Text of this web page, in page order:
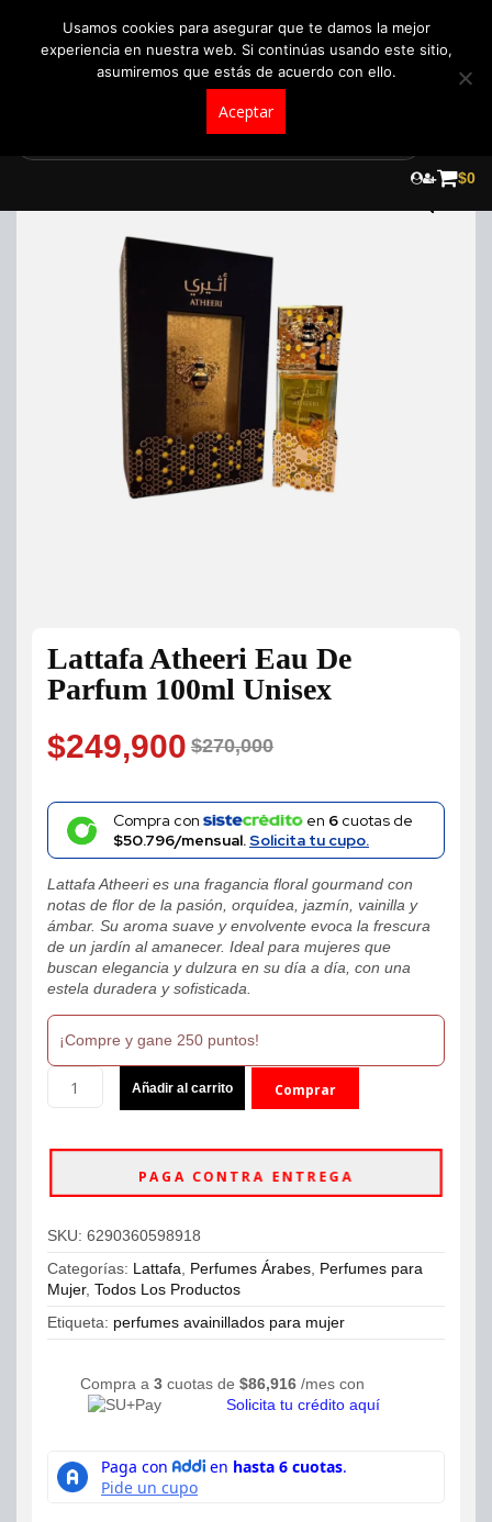
$0
Lattafa Atheeri Eau De
Parfum 100ml Unisex
$270,000
Original
price
was:
$270,000.
$249,900
Current
price
is:
$249,900.
Compra con en 6cuotas de
$50.796/mensual.Solicita tu cupo.
Lattafa Atheeri es una fragancia floral gourmand con
notas de flor de la pasión, orquídea, jazmín, vainilla y
ámbar. Su aroma suave y envolvente evoca la frescura
de un jardín al amanecer. Ideal para mujeres que
buscan elegancia y dulzura en su día a día, con una
estela duradera y sofisticada.
¡Compre y gane 250 puntos!
Atheeri
Unisex
Añadir al carrito Comprar
PAGA CONTRA ENTREGA
SKU: 6290360598918
Categorías: Lattafa Perfumes Árabes Perfumes para
Mujer, Todos Los Productos
Etiqueta: perfumes avainillados para mujer
Compra a 3 cuotas de $86,916 /mes con
Solicita tu crédito aquí
Usamos cookies para asegurar que te damos la mejor
experiencia en nuestra web. Si continúas usando este sitio,
asumiremos que estás de acuerdo con ello.
Aceptar